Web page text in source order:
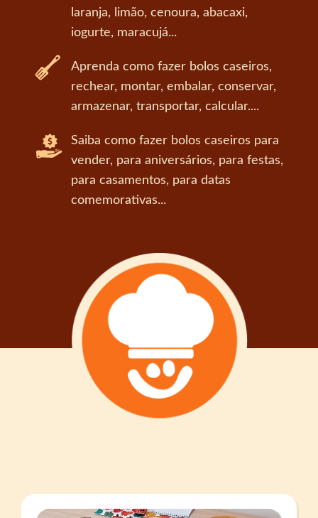
laranja, limão, cenoura, abacaxi,
iogurte, maracujá...
Aprenda como fazer bolos caseiros,
rechear, montar, embalar, conservar,
armazenar, transportar, calcular....
Saiba como fazer bolos caseiros para
vender, para aniversários, para festas,
para casamentos, para datas
comemorativas...